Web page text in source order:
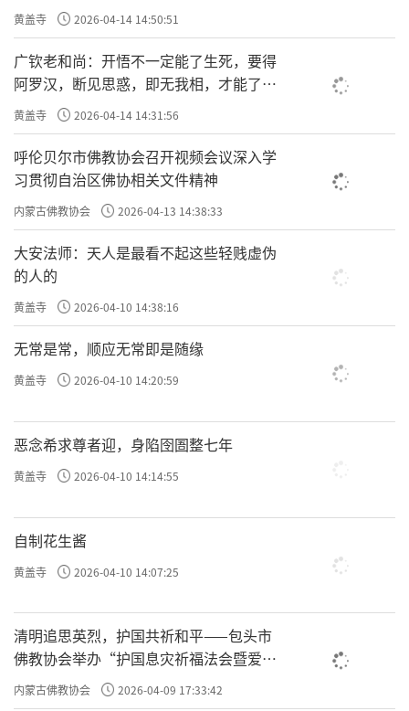
黄盖寺 2026-04-14 14:50:51
广钦老和尚：开悟不一定能了生死，要得
阿罗汉，断见思惑，即无我相，才能了生
死
黄盖寺 2026-04-14 14:31:56
呼伦贝尔市佛教协会召开视频会议深入学
习贯彻自治区佛协相关文件精神
内蒙古佛教协会 2026-04-13 14:38:33
大安法师：天人是最看不起这些轻贱虚伪
的人的
黄盖寺 2026-04-10 14:38:16
无常是常，顺应无常即是随缘
黄盖寺 2026-04-10 14:20:59
恶念希求尊者迎，身陷囹圄整七年
黄盖寺 2026-04-10 14:14:55
自制花生酱
黄盖寺 2026-04-10 14:07:25
清明追思英烈，护国共祈和平——包头市
佛教协会举办“护国息灾祈福法会暨爱国
主义电影观影活动”
内蒙古佛教协会 2026-04-09 17:33:42